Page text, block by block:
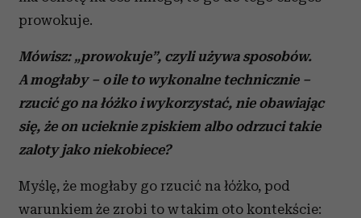
prowokuje.
Mówisz: „prowokuje”, czyli używa sposobów.
A mogłaby – o ile to wykonalne technicznie –
rzucić go na łóżko i wykorzystać, nie obawiając
się, że on ucieknie z piskiem albo odrzuci takie
zaloty jako niekobiece?
Myślę, że mogłaby go rzucić na łóżko, pod
warunkiem że zrobi to w takim oto kontekście: